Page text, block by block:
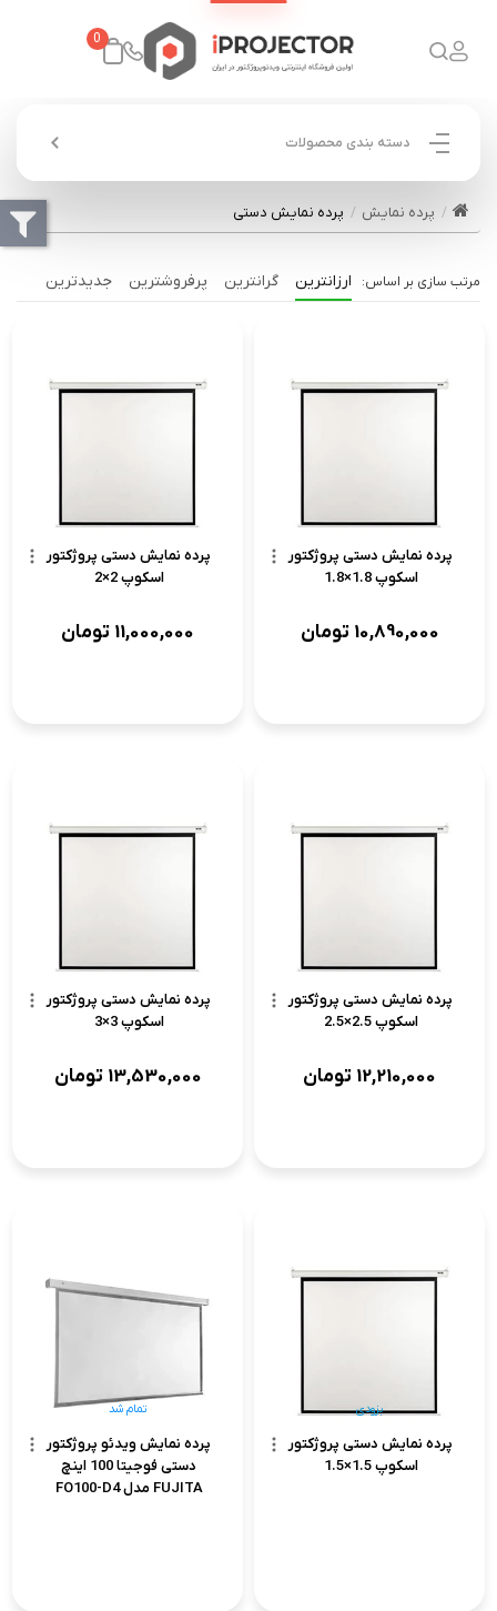
0
دسته بندی محصولات
پرده نمایش پرده نمایش دستی
ارزانترین گرانترین پرفروشترین جدیدترین
پرده نمایش دستی پروژکتور
اسکوپ 1.8×1.8
10,890,000 تومان
پرده نمایش دستی پروژکتور
اسکوپ 2×2
11,000,000 تومان
پرده نمایش دستی پروژکتور
اسکوپ 2.5×2.5
12,210,000 تومان
پرده نمایش دستی پروژکتور
اسکوپ 3×3
13,530,000 تومان
پرده نمایش دستی پروژکتور
اسکوپ 1.5×1.5
بزودی
پرده نمایش ویدئو پروژکتور
دستی فوجیتا 100 اینچ
FUJITA مدل FO100-D4
تمام شد